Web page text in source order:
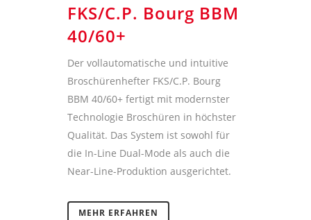
FKS/C.P. Bourg BBM
40/60+
Der vollautomatische und intuitive
Broschürenhefter FKS/C.P. Bourg
BBM 40/60+ fertigt mit modernster
Technologie Broschüren in höchster
Qualität. Das System ist sowohl für
die In-Line Dual-Mode als auch die
Near-Line-Produktion ausgerichtet.
MEHR ERFAHREN